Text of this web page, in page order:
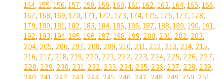
154,155,156,157,158,159,160,161,162,163,164,165,166,
167,168,169,170,171,172,173,174,175,176,177,178,
179,180,181,182,183,184,185,186,187,188,189,190,191,
192,193,194,195,196,197,198,199, 200, 201, 202, 203,
204, 205, 206, 207, 208, 209, 210, 211, 212, 213, 214, 215,
216, 217, 218, 219, 220, 221, 222, 223, 224, 225, 226, 227,
228, 229, 230, 231, 232, 233, 234, 235, 236, 237, 238, 239,